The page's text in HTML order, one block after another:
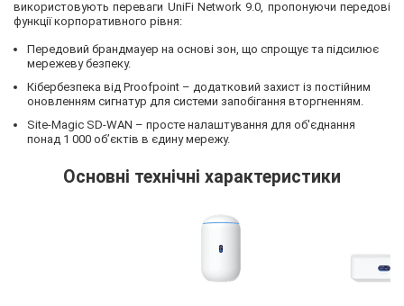
використовують переваги UniFi Network 9.0, пропонуючи передові
функції корпоративного рівня:
Передовий брандмауер на основі зон, що спрощує та підсилює
мережеву безпеку.
Кібербезпека від Proofpoint – додатковий захист із постійним
оновленням сигнатур для системи запобігання вторгненням.
Site-Magic SD-WAN – просте налаштування для об'єднання
понад 1 000 об’єктів в єдину мережу.
Основні технічні характеристики